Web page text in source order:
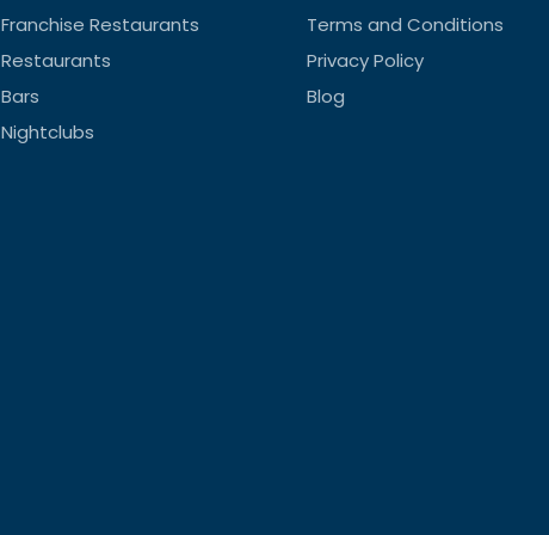
Franchise Restaurants
Restaurants
Bars
Nightclubs
Terms and Conditions
Privacy Policy
Blog